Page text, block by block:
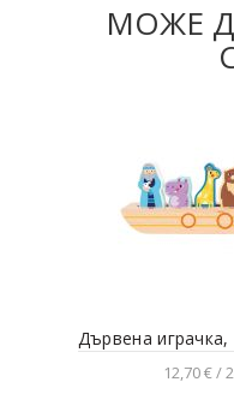
МОЖЕ
Дървена
12,70 € /